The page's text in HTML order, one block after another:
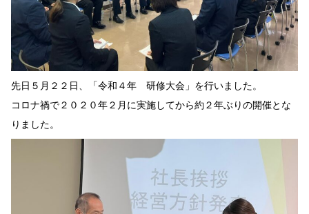
先日５月２２日、「令和４年 研修大会」を行いました。
コロナ禍で２０２０年２月に実施してから約２年ぶりの開催とな
りました。